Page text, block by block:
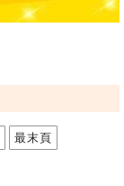
最末頁